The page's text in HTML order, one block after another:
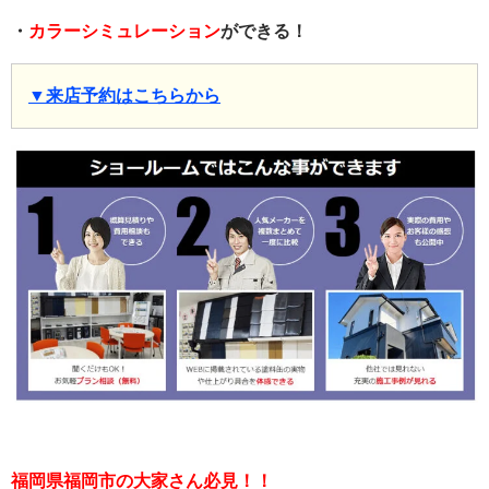
・ カラーシミュレーションができる！
▼来店予約はこちらから
福岡県福岡市の大家さん必見！！